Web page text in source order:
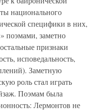
национального
специфики в них,
поэмами, заметно
признаки
исповедальность,
Заметную
роль стал играть
Поэмам была
Лермонтов не